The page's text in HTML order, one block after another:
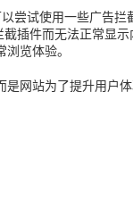
尝试使用一些广告
插件而无法正常显
览体验。
网站为了提升用户